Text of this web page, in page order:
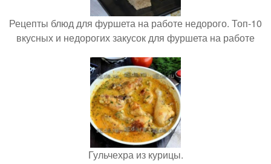
Рецепты блюд для фуршета на работе недорого. Топ-10
вкусных и недорогих закусок для фуршета на работе
Гульчехра из курицы.